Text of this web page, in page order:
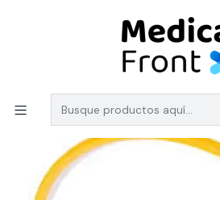
PEDIDOS SOBRE $150.000
LINEA DESCARTABLES
Sondas Foley Látex 3